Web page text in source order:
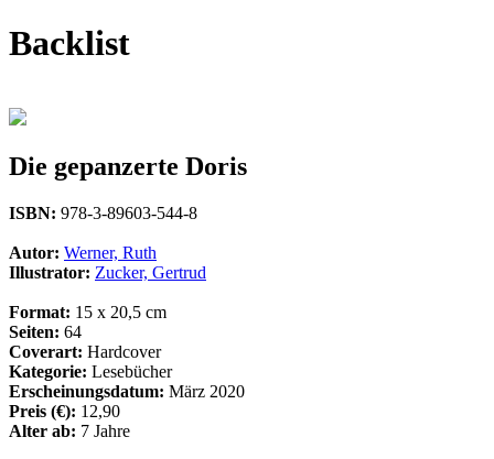
Backlist
Die gepanzerte Doris
ISBN: 978-3-89603-544-8
Autor: Werner, Ruth
Illustrator: Zucker, Gertrud
Format: 15 x 20,5 cm
Seiten: 64
Coverart: Hardcover
Kategorie: Lesebücher
Erscheinungsdatum: März 2020
Preis (€): 12,90
Alter ab: 7 Jahre